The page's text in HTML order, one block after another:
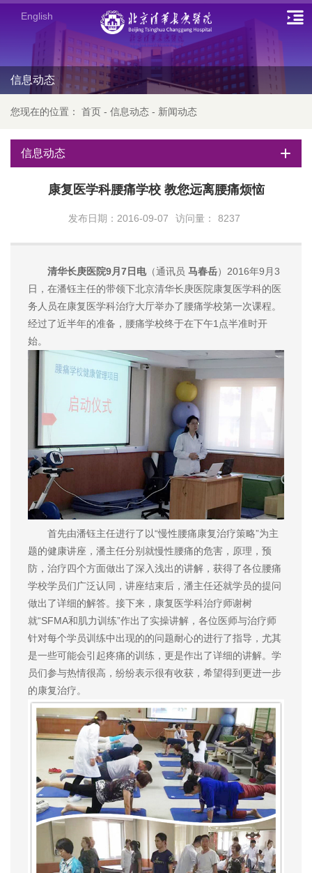
English
信息动态
您现在的位置： 首页 - 信息动态 - 新闻动态
信息动态
康复医学科腰痛学校 教您远离腰痛烦恼
发布日期：2016-09-07 访问量： 8237
清华长庚医院9月7日电（通讯员 马春岳）2016年9月3
日，在潘钰主任的带领下北京清华长庚医院康复医学科的医
务人员在康复医学科治疗大厅举办了腰痛学校第一次课程。
经过了近半年的准备，腰痛学校终于在下午1点半准时开
始。
首先由潘钰主任进行了以“慢性腰痛康复治疗策略”为主
题的健康讲座，潘主任分别就慢性腰痛的危害，原理，预
防，治疗四个方面做出了深入浅出的讲解，获得了各位腰痛
学校学员们广泛认同，讲座结束后，潘主任还就学员的提问
做出了详细的解答。接下来，康复医学科治疗师谢树
就“SFMA和肌力训练”作出了实操讲解，各位医师与治疗师
针对每个学员训练中出现的的问题耐心的进行了指导，尤其
是一些可能会引起疼痛的训练，更是作出了详细的讲解。学
员们参与热情很高，纷纷表示很有收获，希望得到更进一步
的康复治疗。